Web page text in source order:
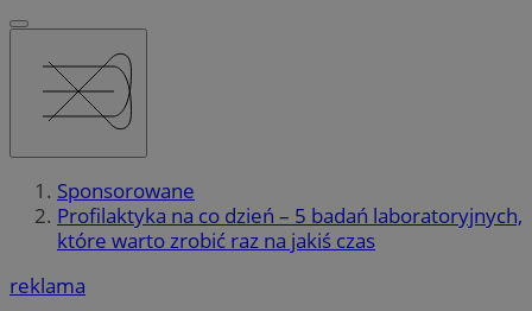
Sponsorowane
Profilaktyka na co dzień – 5 badań laboratoryjnych,
które warto zrobić raz na jakiś czas
reklama